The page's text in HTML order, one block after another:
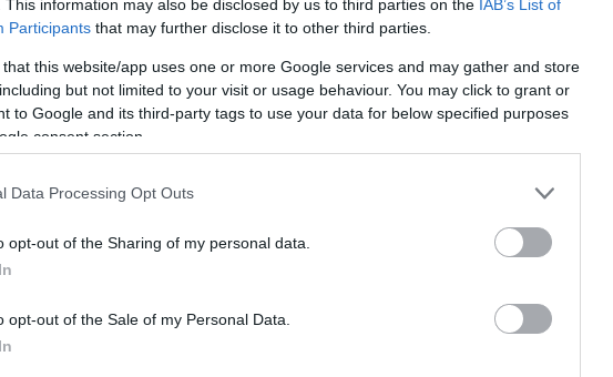
This information may also be disclosed by us to third parties on the IAB’s List of
Participants that may further disclose it to other third parties.
that this website/app uses one or more Google services and may gather and store
but not limited to your visit or usage behaviour. You may click to grant or
to Google and its third-party tags to use your data for below specified purposes
consent section.
Data Processing Opt Outs
opt-out of the Sharing of my personal data.
opt-out of the Sale of my Personal Data.
nagyüzemek és a multinacionális kereskedelmi
nézve, ahol elsősorban családi gazdaságok
nagy tömegben előállított borok uralják a piacot. Ezek
amit egy családi pincészet nyújtani tud, de árban
nagyobb borászatok sem képesek felvenni a versenyt a
rectangle